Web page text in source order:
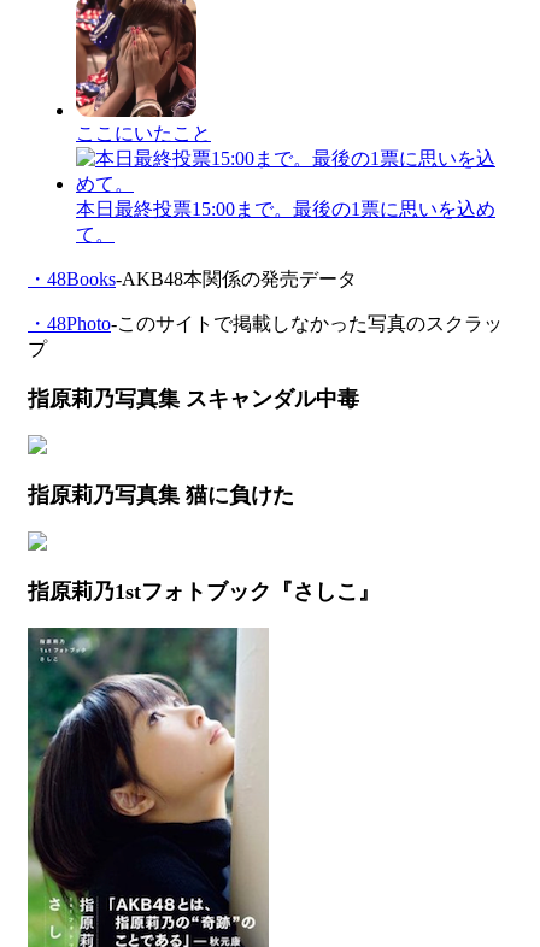
ここにいたこと
本日最終投票15:00まで。最後の1票に思いを込め
て。
・48Books-AKB48本関係の発売データ
・48Photo-このサイトで掲載しなかった写真のスクラッ
プ
指原莉乃写真集 スキャンダル中毒
指原莉乃写真集 猫に負けた
指原莉乃1stフォトブック『さしこ』